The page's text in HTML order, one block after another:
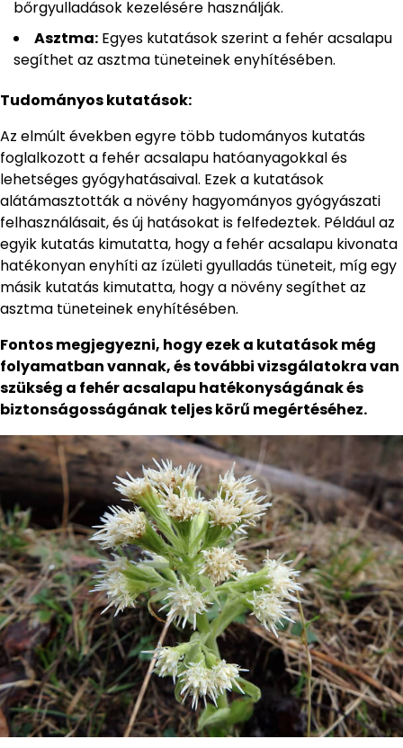
bőrgyulladások kezelésére használják.
Asztma: Egyes kutatások szerint a fehér acsalapu
segíthet az asztma tüneteinek enyhítésében.
Tudományos kutatások:
Az elmúlt években egyre több tudományos kutatás
foglalkozott a fehér acsalapu hatóanyagokkal és
lehetséges gyógyhatásaival. Ezek a kutatások
alátámasztották a növény hagyományos gyógyászati
felhasználásait, és új hatásokat is felfedeztek. Például az
egyik kutatás kimutatta, hogy a fehér acsalapu kivonata
hatékonyan enyhíti az ízületi gyulladás tüneteit, míg egy
másik kutatás kimutatta, hogy a növény segíthet az
asztma tüneteinek enyhítésében.
Fontos megjegyezni, hogy ezek a kutatások még
folyamatban vannak, és további vizsgálatokra van
szükség a fehér acsalapu hatékonyságának és
biztonságosságának teljes körű megértéséhez.